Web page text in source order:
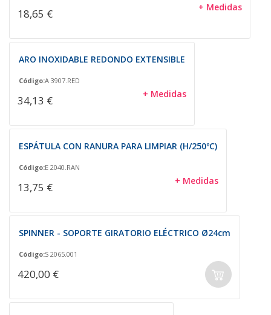
18,65 € + Medidas
ARO INOXIDABLE REDONDO EXTENSIBLE
Código:A 3907.RED
34,13 € + Medidas
ESPÁTULA CON RANURA PARA LIMPIAR (H/250ºC)
Código:E 2040.RAN
13,75 € + Medidas
SPINNER - SOPORTE GIRATORIO ELÉCTRICO Ø24cm
Código:S 2065.001
420,00 €